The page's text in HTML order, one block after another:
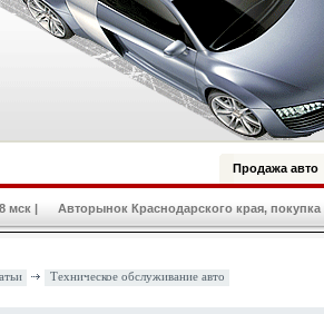
Продажа авто
мск | Авторынок Краснодарского края, покупка
Техническое обслуживание авто